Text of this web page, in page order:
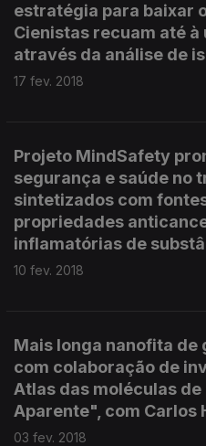
estratégia para baixar
Cienistas recuam até
através da análise de
17 fev. 2018
Projeto MindSafety
segurança e saúde no
sintetizados com
propriedades
inflamatórias de
10 fev. 2018
Mais longa nanofita
com colaboração de
Atlas das moléculas
Aparente", com Carlos
03 fev. 2018